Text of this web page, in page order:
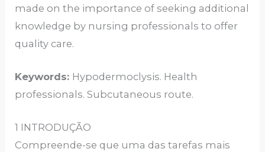
made on the importance of seeking additional
knowledge by nursing professionals to offer
quality care.
Keywords: Hypodermoclysis. Health
professionals. Subcutaneous route.
1 INTRODUÇÃO
Compreende-se que uma das tarefas mais